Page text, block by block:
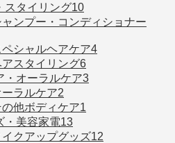
スタイリング10
ャンプー・コンディショナー
ペシャルヘアケア4
アスタイリング6
・オーラルケア3
ーラルケア2
の他ボディケア1
・美容家電13
イクアップグッズ12